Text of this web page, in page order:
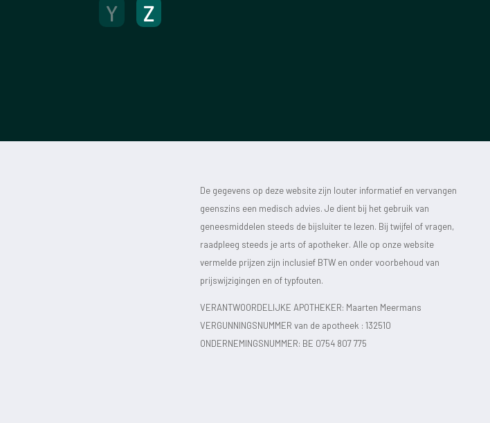
Y
Z
De gegevens op deze website zijn louter informatief en vervangen
geenszins een medisch advies. Je dient bij het gebruik van
geneesmiddelen steeds de bijsluiter te lezen. Bij twijfel of vragen,
raadpleeg steeds je arts of apotheker. Alle op onze website
vermelde prijzen zijn inclusief BTW en onder voorbehoud van
prijswijzigingen en of typfouten.
VERANTWOORDELIJKE APOTHEKER: Maarten Meermans
VERGUNNINGSNUMMER van de apotheek : 132510
ONDERNEMINGSNUMMER: BE 0754 807 775